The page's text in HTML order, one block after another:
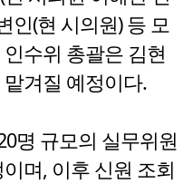
인(현 시의원) 등 모
수위 총괄은 김현
겨질 예정이다.
명 규모의 실무위원
며, 이후 신원 조회